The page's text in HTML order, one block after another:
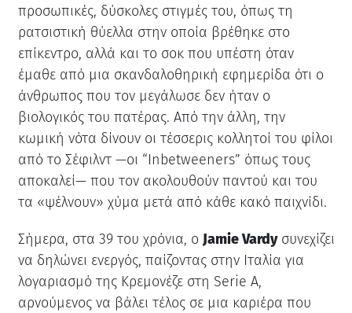
προσωπικές, δύσκολες στιγμές του, όπως τη
ρατσιστική θύελλα στην οποία βρέθηκε στο
επίκεντρο, αλλά και το σοκ που υπέστη όταν
έμαθε από μια σκανδαλοθηρική εφημερίδα ότι ο
άνθρωπος που τον μεγάλωσε δεν ήταν ο
βιολογικός του πατέρας. Από την άλλη, την
κωμική νότα δίνουν οι τέσσερις κολλητοί του φίλοι
από το Σέφιλντ —οι “Inbetweeners” όπως τους
αποκαλεί— που τον ακολουθούν παντού και του
τα «ψέλνουν» χύμα μετά από κάθε κακό παιχνίδι.
Σήμερα, στα 39 του χρόνια, ο Jamie Vardyσυνεχίζει
να δηλώνει ενεργός, παίζοντας στην Ιταλία για
λογαριασμό της Κρεμονέζε στη Serie A,
αρνούμενος να βάλει τέλος σε μια καριέρα που